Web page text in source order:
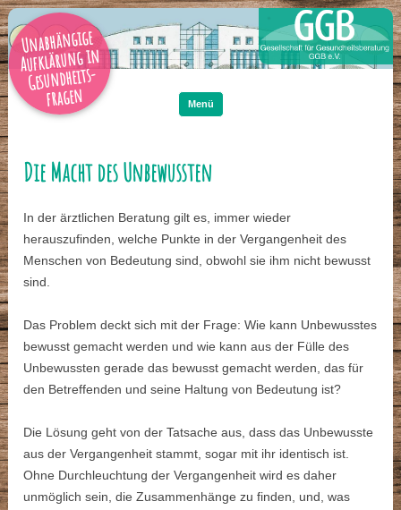
Unabhängige
Aufklärung in
Gesundheits-
fragen Menü
Die Macht des Unbewussten
In der ärztlichen Beratung gilt es, immer wieder
herauszufinden, welche Punkte in der Vergangenheit des
Menschen von Bedeutung sind, obwohl sie ihm nicht bewusst
sind.
Das Problem deckt sich mit der Frage: Wie kann Unbewusstes
bewusst gemacht werden und wie kann aus der Fülle des
Unbewussten gerade das bewusst gemacht werden, das für
den Betreffenden und seine Haltung von Bedeutung ist?
Die Lösung geht von der Tatsache aus, dass das Unbewusste
aus der Vergangenheit stammt, sogar mit ihr identisch ist.
Ohne Durchleuchtung der Vergangenheit wird es daher
unmöglich sein, die Zusammenhänge zu finden, und, was